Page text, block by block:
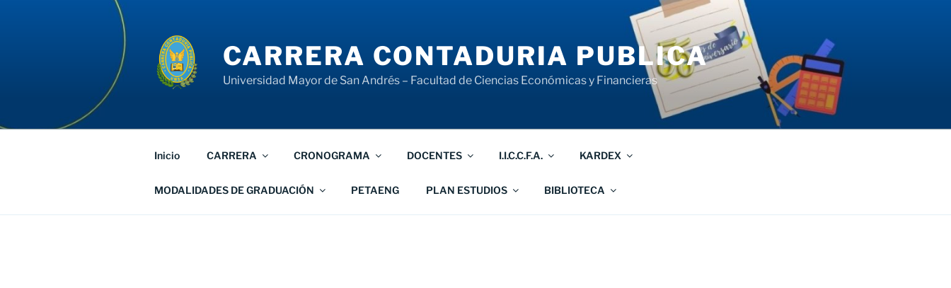
CARRERA CONTADURIA PUBLICA
Universidad Mayor de San Andrés – Facultad de Ciencias Económicas y Financieras
Inicio CARRERA CRONOGRAMA DOCENTES I.I.C.C.F.A. KARDEX
MODALIDADES DE GRADUACIÓN PETAENG PLAN ESTUDIOS BIBLIOTECA